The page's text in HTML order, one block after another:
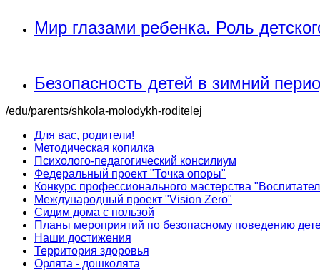
Мир глазами ребенка. Роль
Безопасность детей в зимний
/edu/parents/shkola-molodykh-roditelej
Для вас, родители!
Методическая копилка
Психолого-педагогический консилиум
Федеральный проект "Точка опоры"
Конкурс профессионального мастерства
Международный проект "Vision Zero"
Сидим дома с пользой
Планы мероприятий по безопасному поведению
Наши достижения
Территория здоровья
Орлята - дошколята